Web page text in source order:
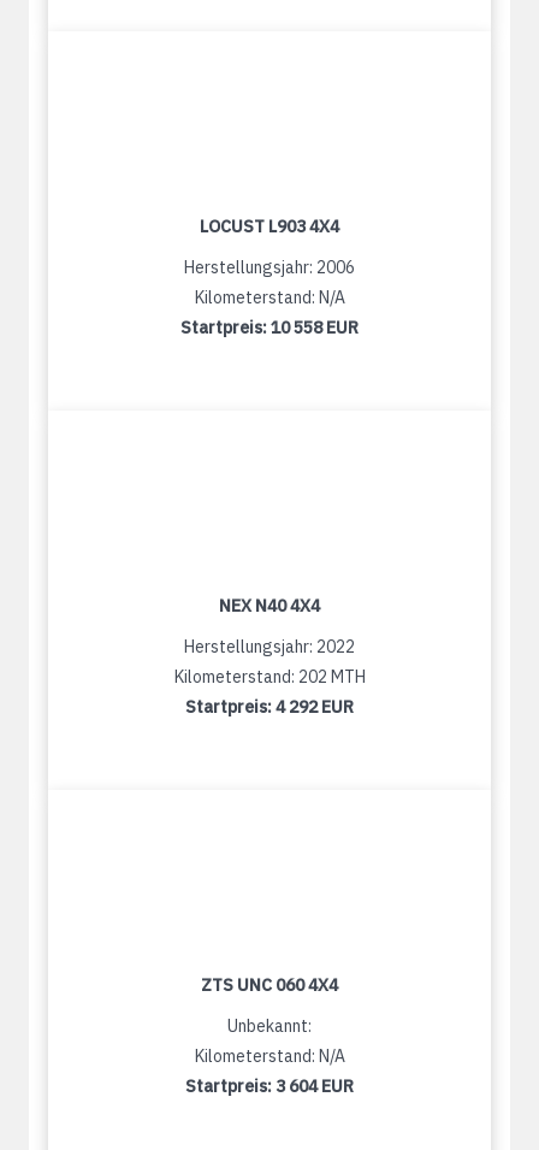
LOCUST L903 4X4
Herstellungsjahr: 2006
Kilometerstand: N/A
Startpreis:10 558 EUR
NEX N40 4X4
Herstellungsjahr: 2022
Kilometerstand: 202 MTH
Startpreis:4 292 EUR
ZTS UNC 060 4X4
Unbekannt:
Kilometerstand: N/A
Startpreis: 3 604 EUR